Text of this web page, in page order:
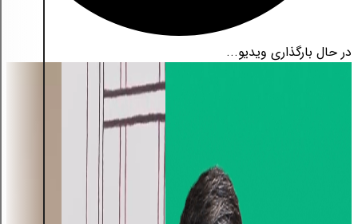
در حال بارگذاری ویدیو...